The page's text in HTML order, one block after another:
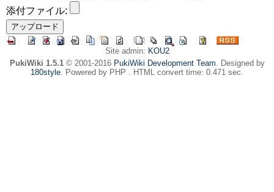
添付ファイル:
Site admin: KOU2
PukiWiki 1.5.1© 2001-2016 PukiWiki Development Team. Designed by
180style. Powered by PHP . HTML convert time: 0.471 sec.